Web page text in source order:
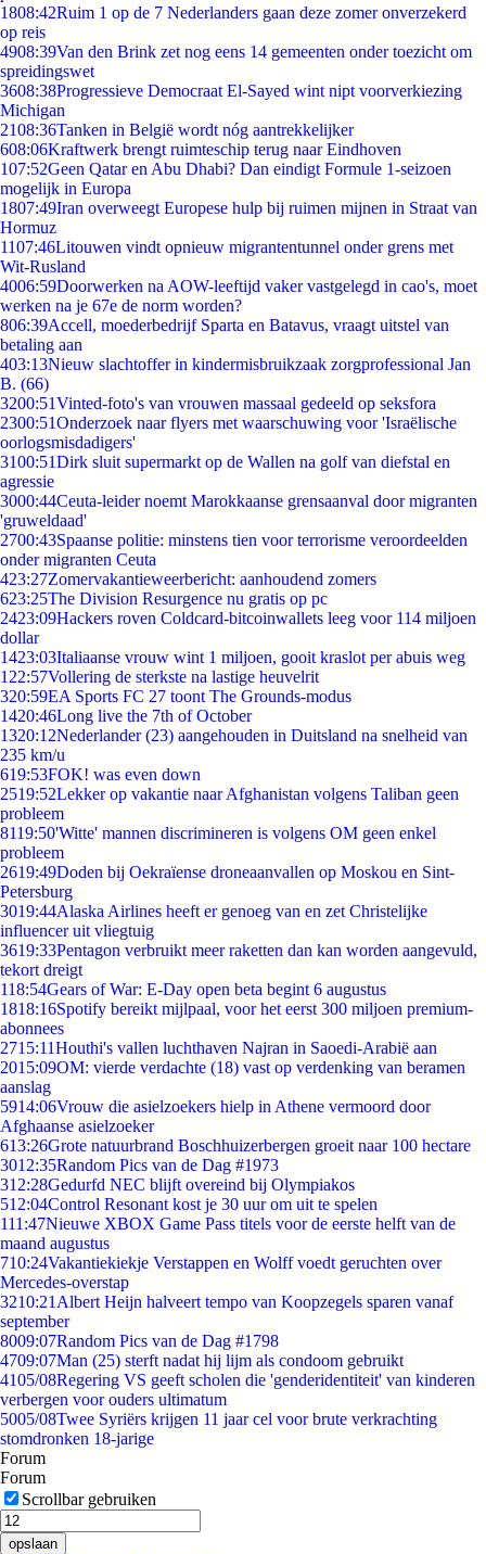
1808:42Ruim 1 op de 7 Nederlanders gaan deze zomer onverzekerd
op reis
4908:39Van den Brink zet nog eens 14 gemeenten onder toezicht om
spreidingswet
3608:38Progressieve Democraat El-Sayed wint nipt voorverkiezing
Michigan
2108:36Tanken in België wordt nóg aantrekkelijker
608:06Kraftwerk brengt ruimteschip terug naar Eindhoven
107:52Geen Qatar en Abu Dhabi? Dan eindigt Formule 1-seizoen
mogelijk in Europa
1807:49Iran overweegt Europese hulp bij ruimen mijnen in Straat van
Hormuz
1107:46Litouwen vindt opnieuw migrantentunnel onder grens met
Wit-Rusland
4006:59Doorwerken na AOW-leeftijd vaker vastgelegd in cao's, moet
werken na je 67e de norm worden?
806:39Accell, moederbedrijf Sparta en Batavus, vraagt uitstel van
betaling aan
403:13Nieuw slachtoffer in kindermisbruikzaak zorgprofessional Jan
B. (66)
3200:51Vinted-foto's van vrouwen massaal gedeeld op seksfora
2300:51Onderzoek naar flyers met waarschuwing voor 'Israëlische
oorlogsmisdadigers'
3100:51Dirk sluit supermarkt op de Wallen na golf van diefstal en
agressie
3000:44Ceuta-leider noemt Marokkaanse grensaanval door migranten
'gruweldaad'
2700:43Spaanse politie: minstens tien voor terrorisme veroordeelden
onder migranten Ceuta
423:27Zomervakantieweerbericht: aanhoudend zomers
623:25The Division Resurgence nu gratis op pc
2423:09Hackers roven Coldcard-bitcoinwallets leeg voor 114 miljoen
dollar
1423:03Italiaanse vrouw wint 1 miljoen, gooit kraslot per abuis weg
1 22:57Vollering de sterkste na lastige heuvelrit
320:59EA Sports FC 27 toont The Grounds-modus
1420:46Long live the 7th of October
1320:12Nederlander (23) aangehouden in Duitsland na snelheid van
235 km/u
619:53FOK! was even down
2519:52Lekker op vakantie naar Afghanistan volgens Taliban geen
probleem
8119:50'Witte' mannen discrimineren is volgens OM geen enkel
probleem
2619:49Doden bij Oekraïense droneaanvallen op Moskou en Sint-
Petersburg
3019:44Alaska Airlines heeft er genoeg van en zet Christelijke
influencer uit vliegtuig
3619:33Pentagon verbruikt meer raketten dan kan worden aangevuld,
tekort dreigt
118:54Gears of War: E-Day open beta begint 6 augustus
1818:16Spotify bereikt mijlpaal, voor het eerst 300 miljoen premium-
abonnees
2715:11Houthi's vallen luchthaven Najran in Saoedi-Arabië aan
2015:09OM: vierde verdachte (18) vast op verdenking van beramen
aanslag
5914:06Vrouw die asielzoekers hielp in Athene vermoord door
Afghaanse asielzoeker
613:26Grote natuurbrand Boschhuizerbergen groeit naar 100 hectare
3012:35Random Pics van de Dag #1973
312:28Gedurfd NEC blijft overeind bij Olympiakos
512:04Control Resonant kost je 30 uur om uit te spelen
111:47Nieuwe XBOX Game Pass titels voor de eerste helft van de
maand augustus
710:24Vakantiekiekje Verstappen en Wolff voedt geruchten over
Mercedes-overstap
3210:21 Albert Heijn halveert tempo van Koopzegels sparen vanaf
september
8009:07Random Pics van de Dag #1798
4709:07Man (25) sterft nadat hij lijm als condoom gebruikt
4105/08Regering VS geeft scholen die 'genderidentiteit' van kinderen
verbergen voor ouders ultimatum
5005/08Twee Syriërs krijgen 11 jaar cel voor brute verkrachting
stomdronken 18-jarige
Forum
Forum
Scrollbar gebruiken
opslaan